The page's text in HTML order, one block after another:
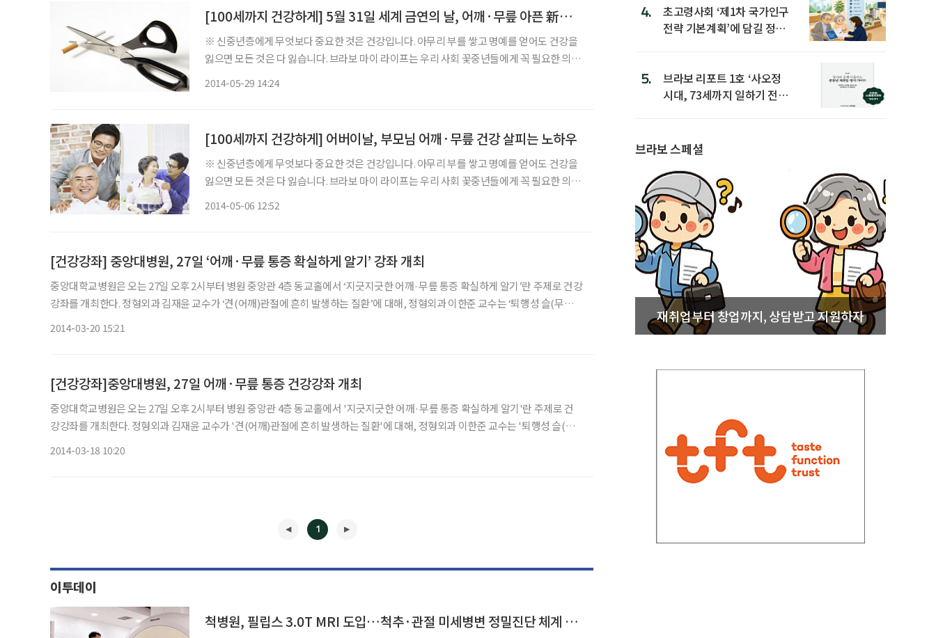
[100세까지 건강하게] 5월 31일 세계 금연의 날, 어깨·무릎 아픈 新중년 담배 끊어야하는 이유는?
※ 신중년층에게 무엇보다 중요한 것은 건강입니다. 아무리 부를 쌓고 명예를 얻어도 건강을
잃으면 모든 것은 다 잃습니다. 브라보 마이 라이프는 우리 사회 꽃중년들에게 꼭 필요한 의학
2014-05-29 14:24
[100세까지 건강하게] 어버이날, 부모님 어깨·무릎 건강 살피는 노하우
※ 신중년층에게 무엇보다 중요한 것은 건강입니다. 아무리 부를 쌓고 명예를 얻어도 건강을
잃으면 모든 것은 다 잃습니다. 브라보 마이 라이프는 우리 사회 꽃중년들에게 꼭 필요한 의학
2014-05-06 12:52
[건강강좌] 중앙대병원, 27일 ‘어깨·무릎 통증 확실하게 알기’ 강좌 개최
중앙대학교병원은 오는 27일 오후 2시부터 병원 중앙관 4층 동교홀에서 ‘지긋지긋한 어깨·무릎 통증 확실하게 알기’란 주제로 건강
강좌를 개최한다. 정형외과 김재윤 교수가 ‘견(어깨)관절에 흔히 발생하는 질환’에 대해, 정형외과 이한준 교수는 ‘퇴행성 슬(무릎)
2014-03-20 15:21
[건강강좌]중앙대병원, 27일 어깨·무릎 통증 건강강좌 개최
중앙대학교병원은 오는 27일 오후 2시부터 병원 중앙관 4층 동교홀에서 '지긋지긋한 어깨·무릎 통증 확실하게 알기'란 주제로 건
강강좌를 개최한다. 정형외과 김재윤 교수가 '견(어깨)관절에 흔히 발생하는 질환'에 대해, 정형외과 이한준 교수는 '퇴행성 슬(무
2014-03-18 10:20
1
이투데이
척병원, 필립스 3.0T MRI 도입…척추·관절 미세병변 정밀진단 체계 강화
4.
초고령사회 ‘제1차 국가인구
전략 기본계획’에 담길 정책
5.
브라보 리포트 1호 ‘사오정
시대, 73세까지 일하기 전략’
브라보 스페셜
재취업부터 창업까지, 상담받고 지원하자